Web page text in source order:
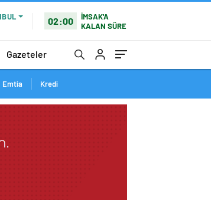
02:00
İMSAK'A
KALAN SÜRE
Gazeteler
Emtia Kredi